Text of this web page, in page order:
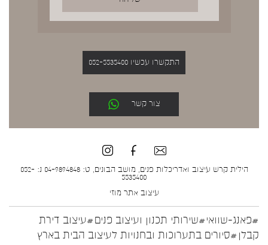
התקשרו עכשיו 052-5535400
צור קשר
הילית קרש עיצוב ואדריכלות פנים, מושב הבונים, ט: 04-9894848 נ: 052-
5535400
עיצוב אתר מוזי
#פאנג-שוואי#שירותי תכנון ועיצוב פנים#עיצוב דירת
קבלן #סיורים בתערוכות ובחנויות לעיצוב הבית בארץ